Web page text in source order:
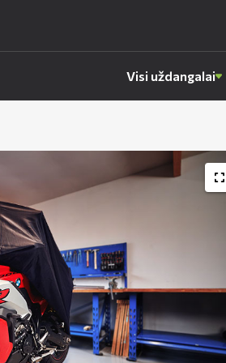
Visi uždangalai